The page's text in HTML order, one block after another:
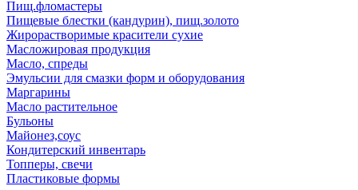
Пищ.фломастеры
Пищевые блестки (кандурин), пищ.золото
Жирорастворимые красители сухие
Масложировая продукция
Масло, спреды
Эмульсии для смазки форм и оборудования
Маргарины
Масло растительное
Бульоны
Майонез,соус
Кондитерский инвентарь
Топперы, свечи
Пластиковые формы